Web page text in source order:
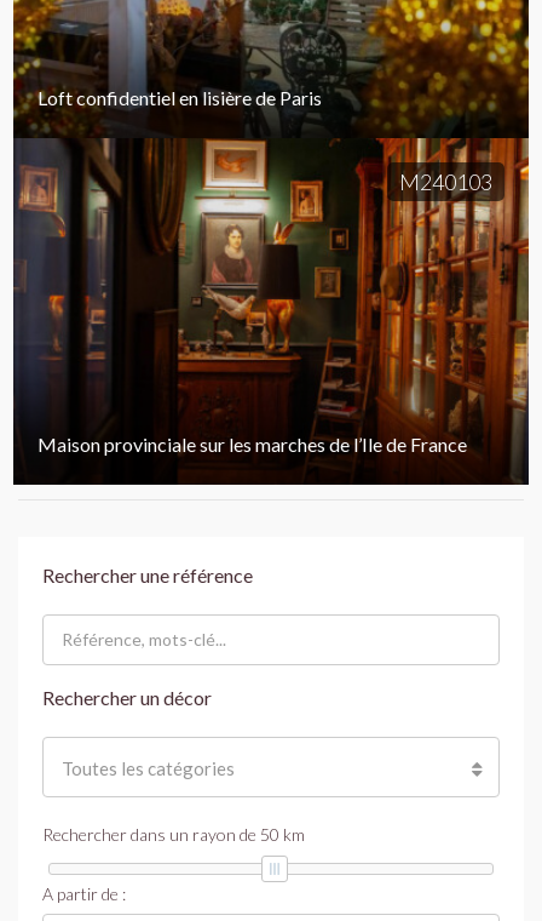
Loft confidentiel en lisière de Paris
M240103
Maison provinciale sur les marches de l’Ile de France
Rechercher une référence
Rechercher un décor
Toutes les catégories
Rechercher dans un rayon de 50 km
A partir de :